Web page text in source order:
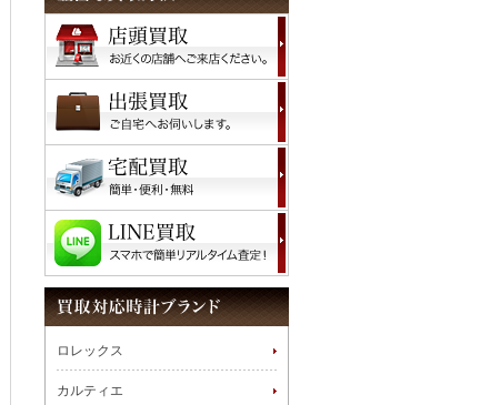
ロレックス
カルティエ